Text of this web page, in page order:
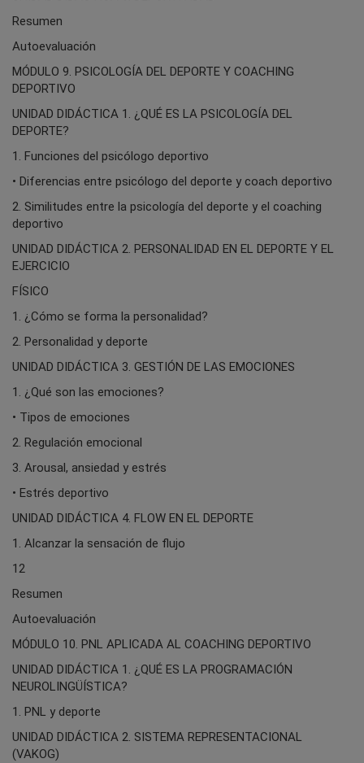
Resumen
Autoevaluación
MÓDULO 9. PSICOLOGÍA DEL DEPORTE Y COACHING
DEPORTIVO
UNIDAD DIDÁCTICA 1. ¿QUÉ ES LA PSICOLOGÍA DEL
DEPORTE?
1. Funciones del psicólogo deportivo
• Diferencias entre psicólogo del deporte y coach deportivo
2. Similitudes entre la psicología del deporte y el coaching
deportivo
UNIDAD DIDÁCTICA 2. PERSONALIDAD EN EL DEPORTE Y EL
EJERCICIO
FÍSICO
1. ¿Cómo se forma la personalidad?
2. Personalidad y deporte
UNIDAD DIDÁCTICA 3. GESTIÓN DE LAS EMOCIONES
1. ¿Qué son las emociones?
• Tipos de emociones
2. Regulación emocional
3. Arousal, ansiedad y estrés
• Estrés deportivo
UNIDAD DIDÁCTICA 4. FLOW EN EL DEPORTE
1. Alcanzar la sensación de flujo
12
Resumen
Autoevaluación
MÓDULO 10. PNL APLICADA AL COACHING DEPORTIVO
UNIDAD DIDÁCTICA 1. ¿QUÉ ES LA PROGRAMACIÓN
NEUROLINGÜÍSTICA?
1. PNL y deporte
UNIDAD DIDÁCTICA 2. SISTEMA REPRESENTACIONAL
(VAKOG)